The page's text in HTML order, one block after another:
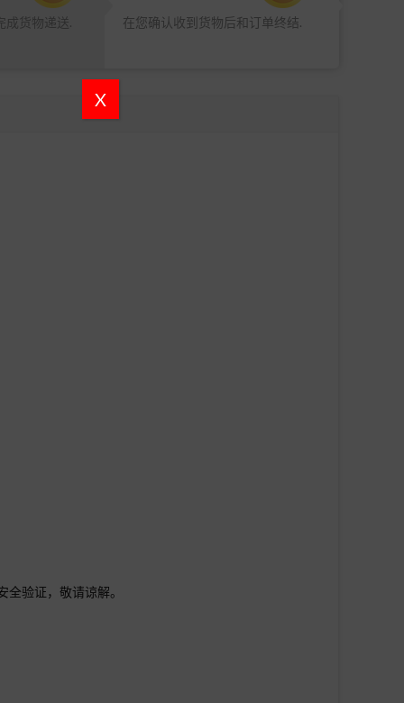
X
货物递送. 在您确认收到货物后和订单终结.
验证，敬请谅解。